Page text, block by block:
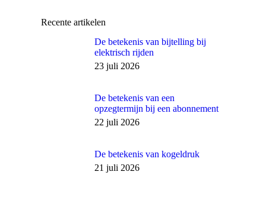
Recente artikelen
De betekenis van bijtelling bij
elektrisch rijden
23 juli 2026
De betekenis van een
opzegtermijn bij een abonnement
22 juli 2026
De betekenis van kogeldruk
21 juli 2026